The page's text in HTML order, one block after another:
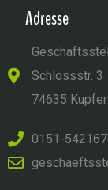
Adresse
Schlossstr. 3
74635
0151-